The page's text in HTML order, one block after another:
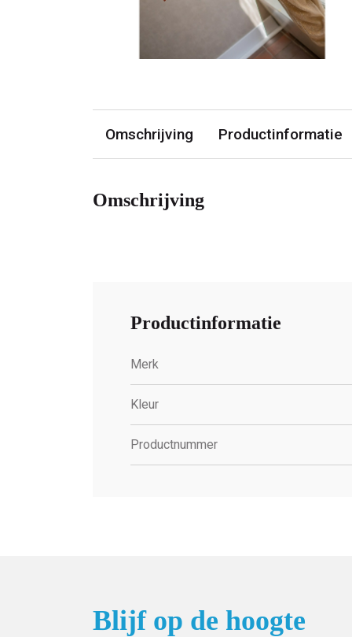
Omschrijving Productinformatie
Omschrijving
Productinformatie
Merk
Kleur
Productnummer
Blijf op de hoogte